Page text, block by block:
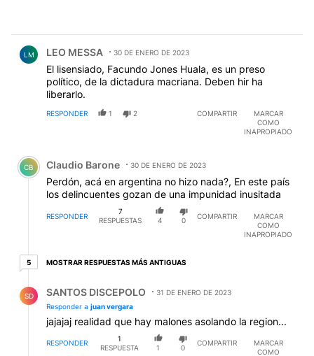
LM LEO MESSA 30 DE ENERO DE 2023
El lisensiado, Facundo Jones Huala, es un preso
político, de la dictadura macriana. Deben hir ha
liberarlo.
RESPONDER 1 2 COMPARTIR
MARCAR
COMO
INAPROPIADO
Comentario de Claudio Barone.
CB Claudio Barone 30 DE ENERO DE 2023
Perdón, acá en argentina no hizo nada?, En este país
los delincuentes gozan de una impunidad inusitada
RESPONDER
7
RESPUESTAS
4 0
COMPARTIR
MARCAR
COMO
INAPROPIADO
55 respuestas más antiguas
MOSTRAR RESPUESTAS MÁS ANTIGUAS
SD SANTOS DISCEPOLO
31 DE ENERO DE 2023
Responder a juan vergara
jajajaj realidad que hay malones asolando la region...
RESPONDER
1
RESPUESTA
1 0
COMPARTIR
MARCAR
COMO